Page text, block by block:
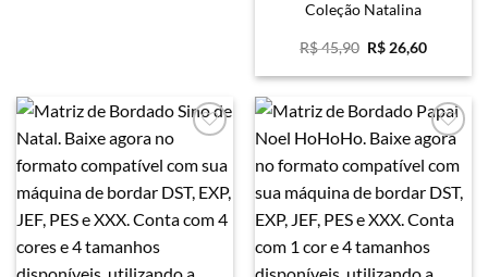
Coleção Natalina
R$45,90 O
original
R$ 45,90.
R$ 26,60O
atual
R$
Favoritar